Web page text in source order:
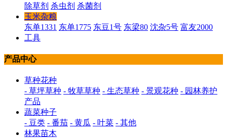
除草剂 杀虫剂 杀菌剂
玉米杂粮
东单1331 东单1775 东豆1号 东梁80 沈杂5号 富友2000
工具
产品中心
草种花种
- 草坪草种 - 牧草草种 - 生态草种 - 景观花种 - 园林养护
产品
蔬菜种子
- 豆类 - 番茄 - 黄瓜 - 叶菜 - 其他
林果苗木